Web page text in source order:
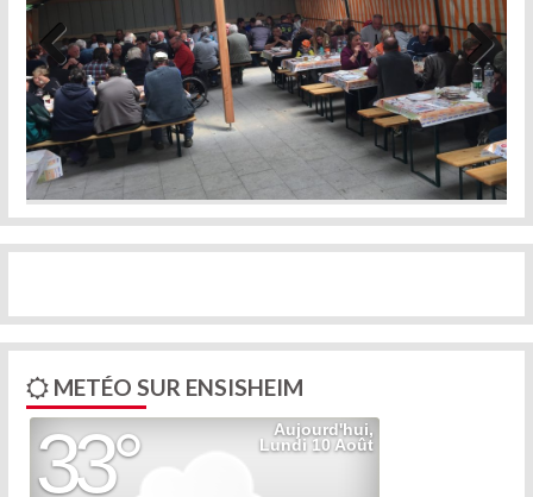
Previous Next
METÉO SUR ENSISHEIM